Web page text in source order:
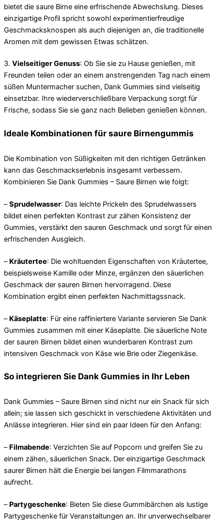
bietet die saure Birne eine erfrischende Abwechslung. Dieses
einzigartige Profil spricht sowohl experimentierfreudige
Geschmacksknospen als auch diejenigen an, die traditionelle
Aromen mit dem gewissen Etwas schätzen.
3. Vielseitiger Genuss: Ob Sie sie zu Hause genießen, mit
Freunden teilen oder an einem anstrengenden Tag nach einem
süßen Muntermacher suchen, Dank Gummies sind vielseitig
einsetzbar. Ihre wiederverschließbare Verpackung sorgt für
Frische, sodass Sie sie ganz nach Belieben genießen können.
Ideale Kombinationen für saure Birnengummis
Die Kombination von Süßigkeiten mit den richtigen Getränken
kann das Geschmackserlebnis insgesamt verbessern.
Kombinieren Sie Dank Gummies – Saure Birnen wie folgt:
–Sprudelwasser: Das leichte Prickeln des Sprudelwassers
bildet einen perfekten Kontrast zur zähen Konsistenz der
Gummies, verstärkt den sauren Geschmack und sorgt für einen
erfrischenden Ausgleich.
– Kräutertee: Die wohltuenden Eigenschaften von Kräutertee,
beispielsweise Kamille oder Minze, ergänzen den säuerlichen
Geschmack der sauren Birnen hervorragend. Diese
Kombination ergibt einen perfekten Nachmittagssnack.
– Käseplatte: Für eine raffiniertere Variante servieren Sie Dank
Gummies zusammen mit einer Käseplatte. Die säuerliche Note
der sauren Birnen bildet einen wunderbaren Kontrast zum
intensiven Geschmack von Käse wie Brie oder Ziegenkäse.
So integrieren Sie Dank Gummies in Ihr Leben
Dank Gummies – Saure Birnen sind nicht nur ein Snack für sich
allein; sie lassen sich geschickt in verschiedene Aktivitäten und
Anlässe integrieren. Hier sind ein paar Ideen für den Anfang:
– Filmabende: Verzichten Sie auf Popcorn und greifen Sie zu
einem zähen, säuerlichen Snack. Der einzigartige Geschmack
saurer Birnen hält die Energie bei langen Filmmarathons
aufrecht.
– Partygeschenke: Bieten Sie diese Gummibärchen als lustige
Partygeschenke für Veranstaltungen an. Ihr unverwechselbarer